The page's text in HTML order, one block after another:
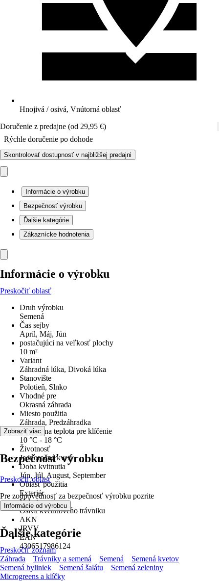
Hnojivá / osivá, Vnútorná oblasť
Doručenie z predajne (od 29,95 €)
Rýchle doručenie po dohode
Skontrolovať dostupnosť v najbližšej predajni
Informácie o výrobku
Bezpečnosť výrobku
Ďalšie kategórie
Zákaznícke hodnotenia
Informácie o výrobku
Preskočiť oblasť
Druh výrobku
Semená
Čas sejby
Apríl, Máj, Jún
postačujúci na veľkosť plochy
10 m²
Variant
Záhradná lúka, Divoká lúka
Stanovište
Polotieň, Slnko
Vhodné pre
Okrasná záhrada
Miesto použitia
Záhrada, Predzáhradka
Optimálna teplota pre klíčenie
10 °C - 18 °C
Životnosť
Jednoročné kvety
Doba kvitnutia
Jún, Júl, August, September
Oblasť použitia
Exteriér
Vyhotovenie
Osivá kvetinového trávniku
AKN
JRVV
EAN
4306517986124
Zobraziť viac
Bezpečnosť výrobku
Preskočiť oblasť
Pre zodpovednosť za bezpečnosť výrobku pozrite
Informácie od výrobcu .
Ďalšie kategórie
Preskočiť zoznam
Záhrada
Trávniky a semená Semená
Semená kvetov
Semená byliniek
Semená šalátu
Semená zeleniny
Microgreens a klíčky